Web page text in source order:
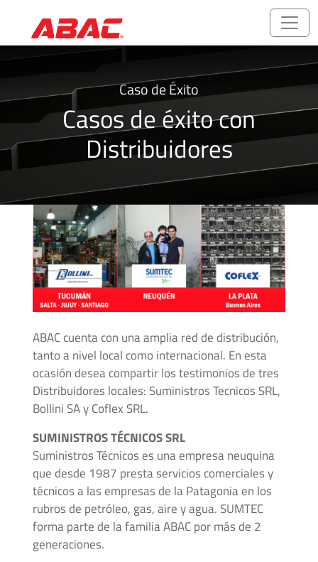
folletos
ABALOK/HPLOK
para
Tubos
Accesorios
Roscados
Rosca
Accesorios
Roscados
Cono-
Rosca
Control
Fluidos
Caso de Éxito
Casos de éxito con
Distribuidores
ABAC cuenta con una amplia red de distribución,
tanto a nivel local como internacional. En esta
ocasión desea compartir los testimonios de tres
Distribuidores locales: Suministros Tecnicos SRL,
Bollini SA y Coflex SRL.
SUMINISTROS TÉCNICOS SRL
Suministros Técnicos es una empresa neuquina
que desde 1987 presta servicios comerciales y
técnicos a las empresas de la Patagonia en los
rubros de petróleo, gas, aire y agua. SUMTEC
forma parte de la familia ABAC por más de 2
generaciones.